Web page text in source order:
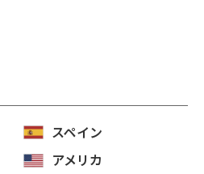
スペイン
アメリカ